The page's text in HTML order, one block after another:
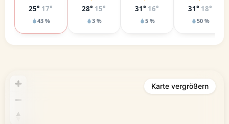
25° 17°
43 %
28° 15°
3 %
31° 16°
5 %
31° 18°
50 %
Karte vergrößern